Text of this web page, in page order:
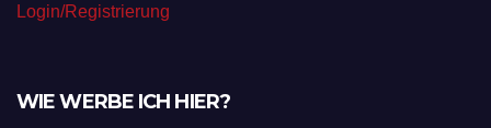
Login/Registrierung
WIE WERBE ICH HIER?